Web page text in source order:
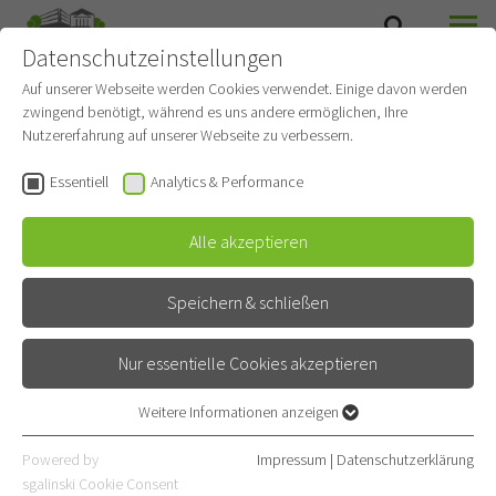
Willkommen im
Rohrbacher Schlösschen
Fürstlich Speisen und Feiern
GASTRONOMIE
ANSPRUCH
Datenschutzeinstellungen
Auf unserer Webseite werden Cookies verwendet. Einige davon werden
zwingend benötigt, während es uns andere ermöglichen, Ihre
Nutzererfahrung auf unserer Webseite zu verbessern.
Essentiell Analytics & Performance
Alle akzeptieren
Speichern & schließen
Nur essentielle Cookies akzeptieren
Essentielle Cookies werden für grundlegende Funktionen der
Webseite benötigt. Dadurch ist gewährleistet, dass die Webseite
Weitere Informationen anzeigen
Powered by
sgalinski Cookie Consent
Impressum | Datenschutzerklärung